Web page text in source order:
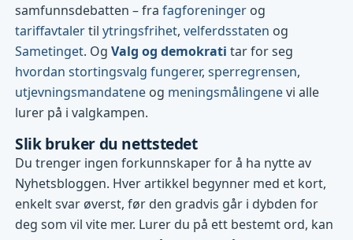
samfunnsdebatten – frafagforeninger og
tariffavtalertilytringsfrihet,velferdsstaten og
Sametinget. OgValg og demokrati tar for seg
hvordan stortingsvalg fungerer,sperregrensen,
utjevningsmandatene og meningsmålingenevi alle
lurer på i valgkampen.
Slik bruker du nettstedet
Du trenger ingen forkunnskaper for å ha nytte av
Nyhetsbloggen. Hver artikkel begynner med et kort,
enkelt svar øverst, før den gradvis går i dybden for
deg som vil vite mer. Lurer du på ett bestemt ord, kan